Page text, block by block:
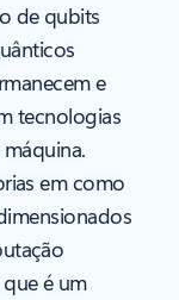
de qubits
e
tecnologias
em como
é um